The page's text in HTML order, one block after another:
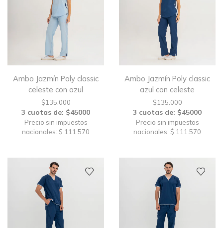
Ambo Jazmín Poly classic
celeste con azul
$135.000
3 cuotas de: $45000
Precio sin impuestos
nacionales: $ 111.570
Ambo Jazmín Poly classic
azul con celeste
$135.000
3 cuotas de: $45000
Precio sin impuestos
nacionales: $ 111.570